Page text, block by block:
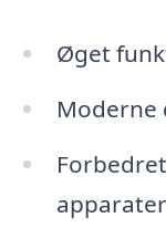
Øget
Moderne
apparater